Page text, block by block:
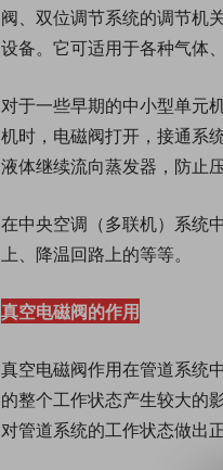
阀、双位调节系统的调节机
设备。它可适用于各种气体
对于一些早期的中小型单元
机时，电磁阀打开，接通系
液体继续流向蒸发器，防止
在中央空调（多联机）系统
上、降温回路上的等等。
真空电磁阀的作用
真空电磁阀作用在管道系统
的整个工作状态产生较大的
对管道系统的工作状态做出